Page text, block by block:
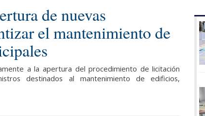
de nuevas
el mantenimiento de
a la apertura del procedimiento de licitación
destinados al mantenimiento de edificios,